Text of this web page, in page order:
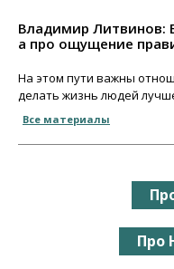
Владимир Литвинов:
а про ощущение
На этом пути важны
делать жизнь людей
Все материалы
Про